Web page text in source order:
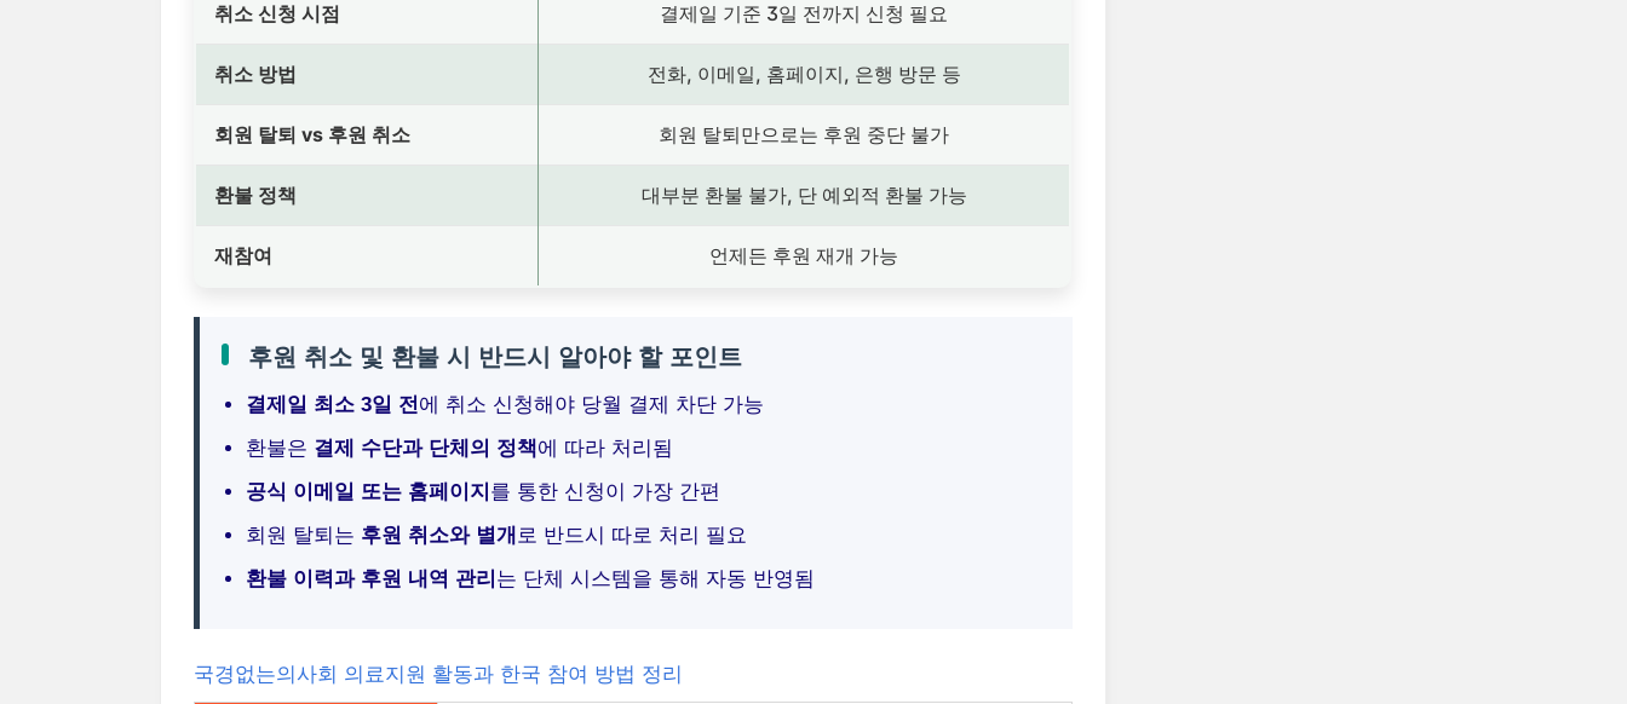
취소 신청 시점 결제일 기준 3일 전까지 신청 필요
취소 방법 전화, 이메일, 홈페이지, 은행 방문 등
회원 탈퇴 vs 후원 취소 회원 탈퇴만으로는 후원 중단 불가
환불 정책 대부분 환불 불가, 단 예외적 환불 가능
재참여 언제든 후원 재개 가능
후원 취소 및 환불 시 반드시 알아야 할 포인트
결제일 최소 3일 전에 취소 신청해야 당월 결제 차단 가능
환불은 결제 수단과 단체의 정책에 따라 처리됨
공식 이메일 또는 홈페이지 를 통한 신청이 가장 간편
회원 탈퇴는 후원 취소와 별개 로 반드시 따로 처리 필요
환불 이력과 후원 내역 관리 는 단체 시스템을 통해 자동 반영됨
국경없는의사회 의료지원 활동과 한국 참여 방법 정리